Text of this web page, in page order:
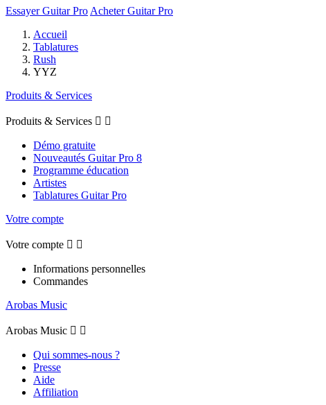
Essayer Guitar Pro Acheter Guitar Pro
Accueil
Tablatures
Rush
YYZ
Produits & Services
Produits & Services  
Démo gratuite
Nouveautés Guitar Pro 8
Programme éducation
Artistes
Tablatures Guitar Pro
Votre compte
Votre compte  
Informations personnelles
Commandes
Arobas Music
Arobas Music  
Qui sommes-nous ?
Presse
Aide
Affiliation